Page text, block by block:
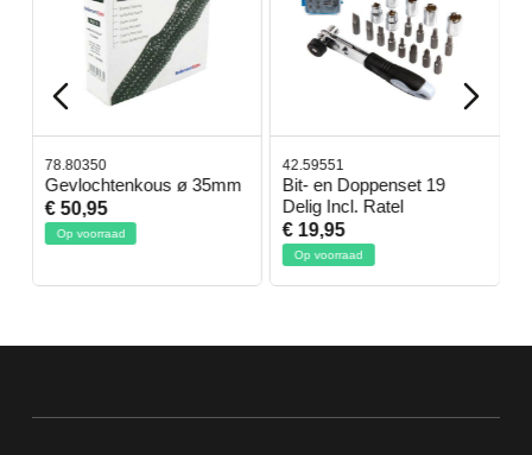
78.80350
Gevlochtenkous ø 35mm
€ 50,95
Op voorraad
42.59551
Bit- en Doppenset 19
Delig Incl. Ratel
€ 19,95
Op voorraad